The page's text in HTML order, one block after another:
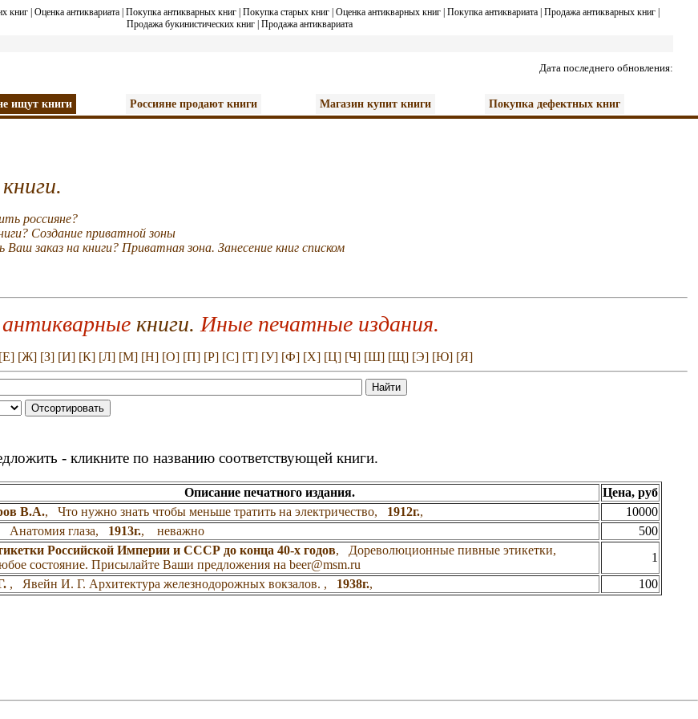
книг Оценка антиквариата Покупка антикварных книг Покупка старых книг Оценка антикварных книг Покупка антиквариата Продажа антикварных книг
Продажа букинистических книг| Продажа антиквариата
Дата последнего обновления:
ищут книги Россияне продают книги Магазин купит книги Покупка дефектных книг
россияне?
Создание приватной зоны
заказ на книги? Приватная зона. Занесение книг списком
антикварные книги. Иные печатные издания.
[Е] [Ж] [З] [И] [К] [Л] [М] [Н] [О] [П] [Р] [С] [Т] [У] [Ф] [Х] [Ц] [Ч] [Ш] [Щ] [Э] [Ю] [Я]
- кликните по названию соответствующей книги.
Описание печатного издания.
Цена, руб
В.А., Что нужно знать чтобы меньше тратить на электричество, 1912г.,
10000
Анатомия глаза, 1913г., неважно
500
Российской Империи и СССР до конца 40-х годов, Дореволюционные пивные этикетки,
состояние. Присылайте Ваши предложения на beer@msm.ru
1
, Явейн И. Г. Архитектура железнодорожных вокзалов. , 1938г.,
100